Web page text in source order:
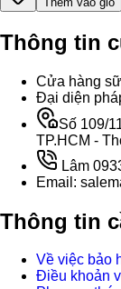
Thông tin
Cửa hàng
Đại diện
Số 109/
TP.HCM -
Lâm
Email:
Thông tin
Về việc bảo
Điều khoản